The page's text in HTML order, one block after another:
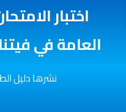
اختبار
العامة في
نشرها دليل